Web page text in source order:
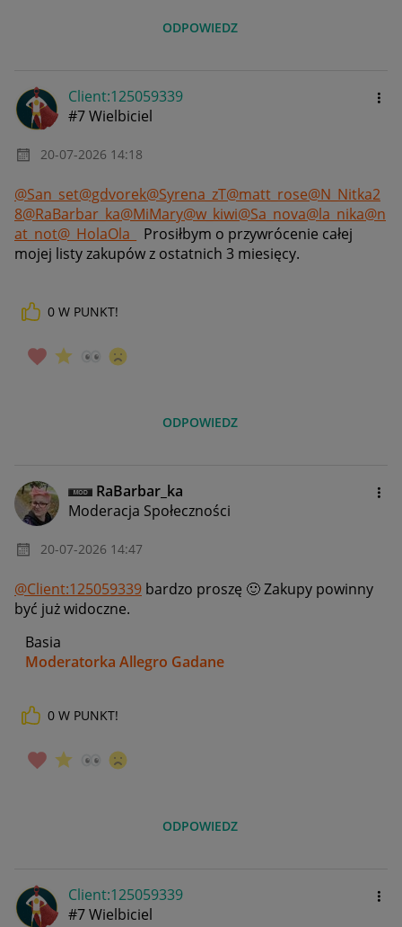
ODPOWIEDZ
Client:125059339
#7 Wielbiciel
‎20-07-2026 14:18
@San_set@gdvorek@Syrena_zT@matt_rose@N_Nitka2
8@RaBarbar_ka@MiMary@w_kiwi@Sa_nova@la_nika@n
at_not@_HolaOla_
Prosiłbym o przywrócenie całej
mojej listy zakupów z ostatnich 3 miesięcy.
0 W PUNKT!
ODPOWIEDZ
RaBarbar_ka
Moderacja Społeczności
‎20-07-2026 14:47
@Client:125059339 bardzo proszę 🙂Zakupy powinny
być już widoczne.
Basia
Moderatorka Allegro Gadane
0 W PUNKT!
ODPOWIEDZ
Client:125059339
#7 Wielbiciel